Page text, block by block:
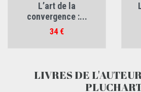
L’art de la
convergence :...
Prix
34 €
LIVRES DE